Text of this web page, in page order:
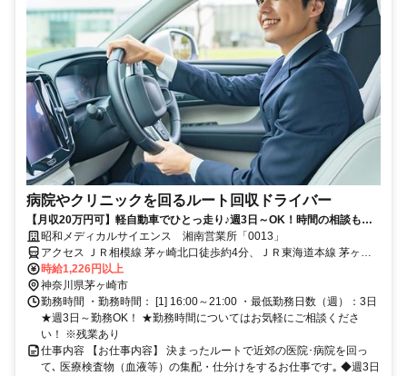
病院やクリニックを回るルート回収ドライバー
【月収20万円可】軽自動車でひとっ走り♪週3日～OK！時間の相談も◎
固定ルート集配！
昭和メディカルサイエンス 湘南営業所「0013」
アクセス ＪＲ相模線 茅ヶ崎北口徒歩約4分、ＪＲ東海道本線 茅ヶ崎
北口徒歩約4分、ＪＲ相模線 北茅ヶ崎徒歩約12分
時給1,226円以上
神奈川県茅ヶ崎市
勤務時間 ・勤務時間： [1] 16:00～21:00 ・最低勤務日数（週）：3日
★週3日～勤務OK！ ★勤務時間についてはお気軽にご相談くださ
い！ ※残業あり
仕事内容 【お仕事内容】 決まったルートで近郊の医院･病院を回っ
て､ 医療検査物（血液等）の集配・仕分けをするお仕事です｡ ◆週3日